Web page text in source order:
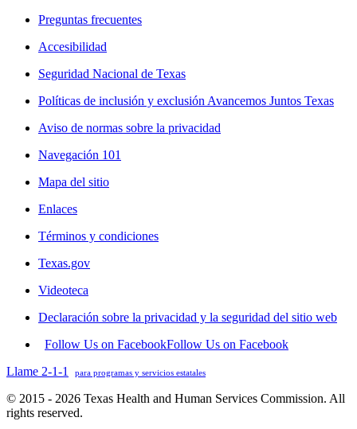
Preguntas frecuentes
Accesibilidad
Seguridad Nacional de Texas
Políticas de inclusión y exclusión Avancemos Juntos Texas
Aviso de normas sobre la privacidad
Navegación 101
Mapa del sitio
Enlaces
Términos y condiciones
Texas.gov
Videoteca
Declaración sobre la privacidad y la seguridad del sitio web
Follow Us on FacebookFollow Us on Facebook
Llame 2-1-1
para programas y servicios estatales
© 2015 - 2026 Texas Health and Human Services Commission. All
rights reserved.